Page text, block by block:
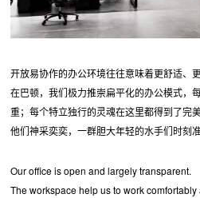
开放易协作的办公环境往往意味着更舒适、更
在巴顿，我们极力推崇扁平化的办公模式，
重；每个特立独行的灵魂在这里都得到了完美
他们神采奕奕，一群胆大年轻的水手们时刻
Our office is open and largely transparent.
The workspace help us to work